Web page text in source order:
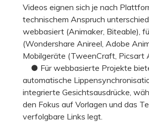
Videos eignen sich je nach
technischem Anspruch
webbasiert (Animaker, Biteable),
(Wondershare Anireel, Adobe
Mobilgeräte (TweenCraft, Picsart
● Für webbasierte Projekte
automatische
integrierte Gesichtsausdrücke,
den Fokus auf Vorlagen und das
verfolgbare Links legt.